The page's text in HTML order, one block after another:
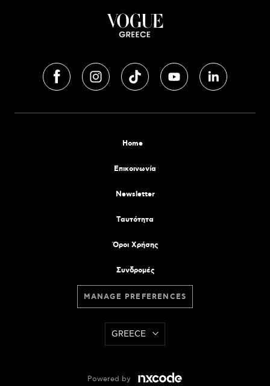
Home
Επικοινωνία
Newsletter
Tαυτότητα
Όροι Χρήσης
Συνδρομές
MANAGE PREFERENCES
GREECE
Powered by